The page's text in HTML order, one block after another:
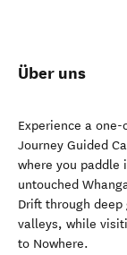
Über uns
Experience a
Journey Guided
where you paddle
untouched
Drift through
valleys, while
to Nowhere.